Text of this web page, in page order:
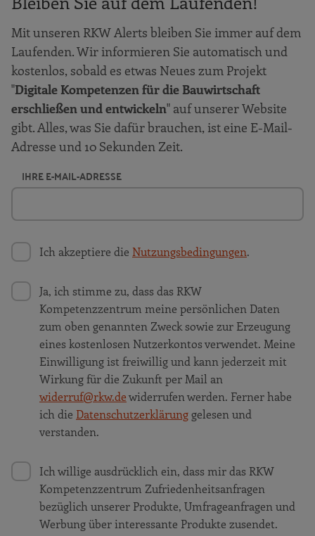
Mit unseren RKW Alerts bleiben Sie immer auf dem
Laufenden. Wir informieren Sie automatisch und
kostenlos, sobald es etwas Neues zum Projekt
"Digitale Kompetenzen für die Bauwirtschaft
erschließen und entwickeln" auf unserer Website
gibt. Alles, was Sie dafür brauchen, ist eine E-Mail-
Adresse und 10 Sekunden Zeit.
IHRE E-MAIL-ADRESSE
Ich akzeptiere die Nutzungsbedingungen.
Ja, ich stimme zu, dass das RKW
Kompetenzzentrum meine persönlichen Daten
zum oben genannten Zweck sowie zur Erzeugung
eines kostenlosen Nutzerkontos verwendet. Meine
Einwilligung ist freiwillig und kann jederzeit mit
Wirkung für die Zukunft per Mail an
widerruf@rkw.dewiderrufen werden. Ferner habe
ich die Datenschutzerklärunggelesen und
verstanden.
Ich willige ausdrücklich ein, dass mir das RKW
Kompetenzzentrum Zufriedenheitsanfragen
bezüglich unserer Produkte, Umfrageanfragen und
Werbung über interessante Produkte zusendet.